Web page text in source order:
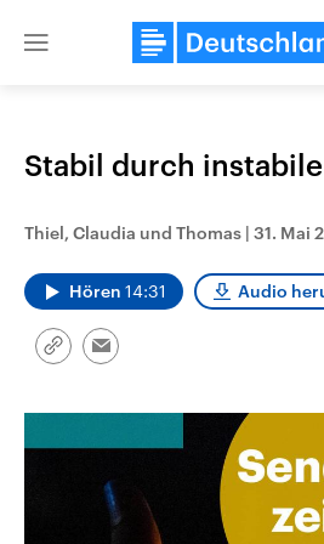
Close
Landtagswahl Sachsen-Anhalt
2026
Sachsen-Anhalt wählt am 6.
September 2026 einen neuen
Landtag. Seit 2021 wird das
Bundesland von einer Koalition aus
Stabil durch
Thiel, Claudia und Thomas | 31. Mai
Hören 14:31 Audio
Link
Email